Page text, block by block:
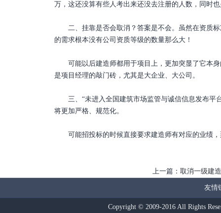
万，这还没算有些人考出来还没去注册的人数，同时
二、挂靠是否会取消？答案是不会。虽然在资质标
的需求根本没有公司资质等级的数量那么大！
可能以后建造师都用于项目上，更加突显了它本身
是项目经理的敲门砖，尤其是大企业、大公司。
三、“未进入全国建筑市场监管与诚信信息发布平
将更加严格、规范化。
可能招投标的时候直接要求建造师有对应的业绩，
上一篇： 取消一级建
友情
Copyright © 2009-2016 All Rights